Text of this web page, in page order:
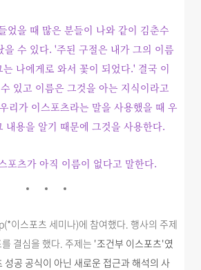
었을 때 많은 분들이 나와 같이 김춘수
을 수 있다. '주된 구절은 내가 그의 이름
나에게로 와서 꽃이 되었다.' 결국 이
있고 이름은 그것을 아는 지식이라고
리가 이스포츠라는 말을 사용했을 때 우
내용을 알기 때문에 그것을 사용한다.
포츠가 아직 이름이 없다고 말한다.
이스포츠 세미나)에 참여했다. 행사의 주제
결심을 했다. 주제는 '조건부 이스포츠'였
성공 공식이 아닌 새로운 접근과 해석의 사